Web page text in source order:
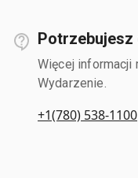
Więcej informacji
Wydarzenie.
+1(780) 538-1100